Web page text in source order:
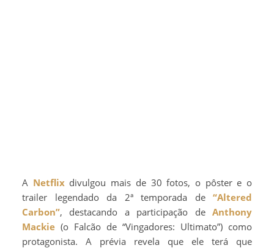
Netflixdivulgou mais de 30 fotos, o pôster e o
trailer legendado da 2ª temporada de “Altered
Carbon”, destacando a participação de Anthony
Mackie (o Falcão de “Vingadores: Ultimato”) como
protagonista. A prévia revela que ele terá que